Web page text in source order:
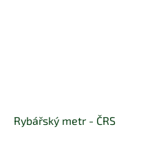
Rybářský metr - ČRS